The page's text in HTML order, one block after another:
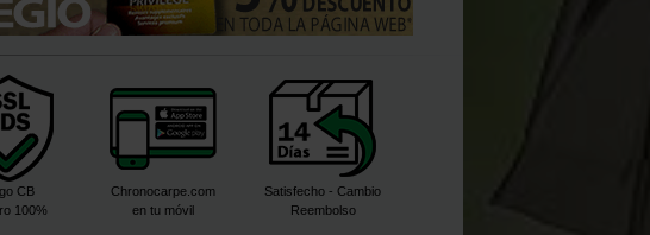
CB
100%
Chronocarpe.com
en tu móvil
Satisfecho - Cambio
Reembolso